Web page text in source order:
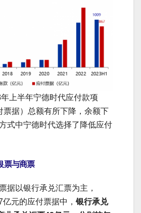
上半年宁德时代应付款项
票据）总额有所下降，余额下
式中宁德时代选择了降低应付
票与商票
据以银行承兑汇票为主，
元的应付票据中， 银行承兑